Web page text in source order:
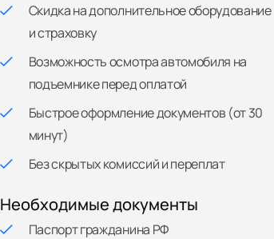
Скидка на дополнительное оборудование
и страховку
Возможность осмотра автомобиля на
подъемнике перед оплатой
Быстрое оформление документов (от 30
минут)
Без скрытых комиссий и переплат
Необходимые документы
Паспорт гражданина РФ